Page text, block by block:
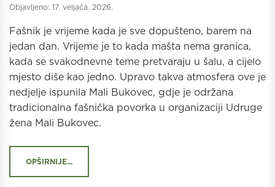
Objavljeno: 17. veljača. 2026.
Fašnik je vrijeme kada je sve dopušteno, barem na
jedan dan. Vrijeme je to kada mašta nema granica,
kada se svakodnevne teme pretvaraju u šalu, a cijelo
mjesto diše kao jedno. Upravo takva atmosfera ove je
nedjelje ispunila Mali Bukovec, gdje je održana
tradicionalna fašnička povorka u organizaciji Udruge
žena Mali Bukovec.
OPŠIRNIJE...